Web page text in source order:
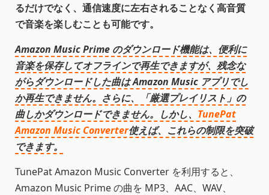
るだけでなく、通信速度に左右されることなく高音質
で音楽を楽しむことも可能です。
Amazon Music Prime のダウンロード機能は、便利に
音楽を保存してオフラインで再生できますが、残念な
がらダウンロードした曲は Amazon Music アプリでし
か再生できません。さらに、「厳選プレイリスト」の
曲しかダウンロードできません。しかし、 TunePat
Amazon Music Converter使えば、これらの制限を突破
できます。
TunePat Amazon Music Converter を利用すると、
Amazon Music Prime の曲を MP3、AAC、WAV、